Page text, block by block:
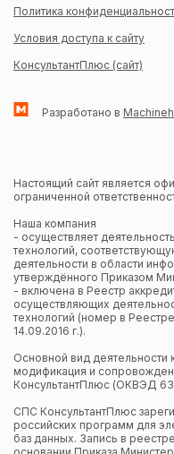
Политика
Условия доступа к сайту
КонсультантПлюс (сайт)
Разработано в
Настоящий сайт является
ограниченной
Наша компания
- осуществляет
технологий,
деятельности в области
утверждённого Приказом
- включена в Реестр
осуществляющих
технологий (номер в
14.09.2016 г.).
Основной вид деятельности
модификация и
КонсультантПлюс (ОКВЭД
СПС КонсультантПлюс
российских программ для
баз данных. Запись в